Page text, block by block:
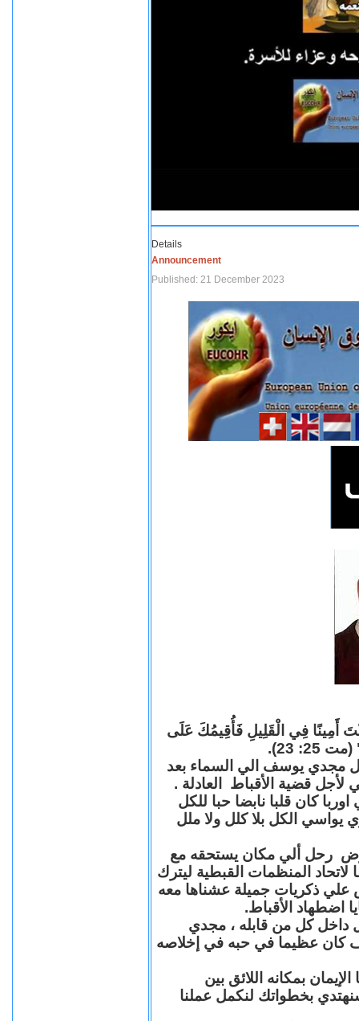
Details
Announcement
Published: 21 December 2023
أَمِينًا فِي الْقَلِيلِ فَأُقِيمُكَ عَلَى
23).
مجدي يوسف الي السماء بعد
قضية الأقباط العادلة .
كان قلبا نابضا حبا للكل
يواسي الكل بلا كلل ولا ملل
رحل ألي مكان يستحقه مع
المنظمات القبطية ليترك
علي ذكريات جميلة عشناها معه
اضطهاد الأقباط.
داخل كل من قابله ، مجدي
عظيما في حبه في إخلاصه
بمكانه اللائق بين
بخطواتك لنكمل عملنا